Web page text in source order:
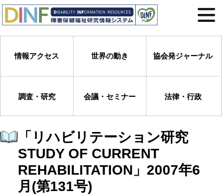
情報アクセス 世界の動き 協会発ジャーナル
調査・研究 会議・セミナー 法律・行政
「リハビリテーション研究
STUDY OF CURRENT
REHABILITATION」2007年6
月(第131号)